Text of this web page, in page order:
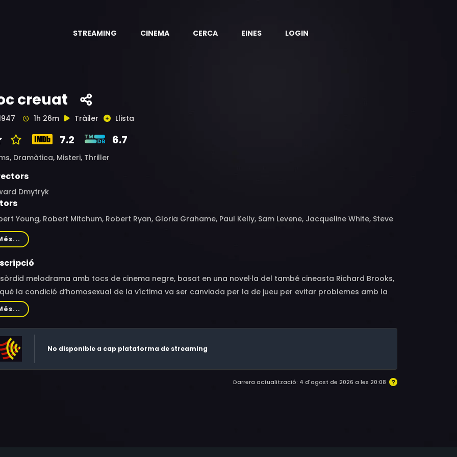
STREAMING CINEMA CERCA EINES LOGIN
creuat
1h 26m Tràiler Llista
7.2 6.7
Dramàtica, Misteri, Thriller
Dmytryk
Young, Robert Mitchum, Robert Ryan, Gloria Grahame, Paul Kelly, Sam Levene, Jacqueline White, Steve
George Cooper, Richard Benedict, Tom Keene, William Phipps, Lex Barker, Marlo Dwyer, Kenner G.
sòrdid melodrama amb tocs de cinema negre, basat en una novel·la del també cineasta Richard Brooks,
la condició d’homosexual de la víctima va ser canviada per la de jueu per evitar problemes amb la
No disponible a cap plataforma de streaming
Darrera actualització: 4 d'agost de 2026 a les 20:08